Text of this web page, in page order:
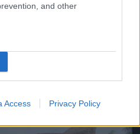
and other
Access Privacy Policy
kép!